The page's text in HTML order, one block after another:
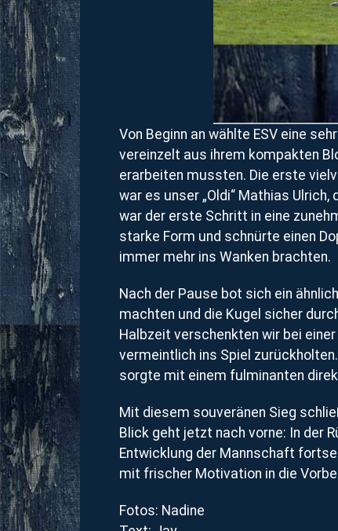
Von Beginn an wählte ESV eine
vereinzelt aus ihrem kompakten
erarbeiten mussten. Die erste
war es unser „Oldi“ Mathias
war der erste Schritt in eine
starke Form und schnürte einen
immer mehr ins Wanken brachten.
Nach der Pause bot sich ein
machten und die Kugel sicher
Halbzeit verschenkten wir bei
vermeintlich ins Spiel
sorgte mit einem fulminanten
Mit diesem souveränen Sieg
Blick geht jetzt nach vorne: In der
Entwicklung der Mannschaft
mit frischer Motivation in die
Fotos: Nadine